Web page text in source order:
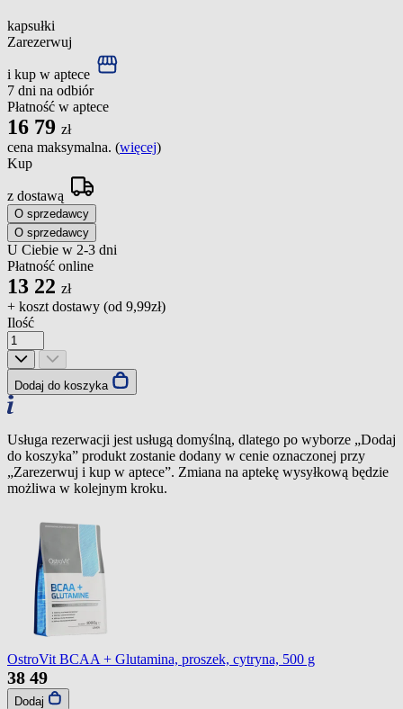
kapsułki
Zarezerwuj
i kup w aptece
7 dni na odbiór
Płatność w aptece
16 79 zł
cena maksymalna. (więcej)
Kup
z dostawą
O sprzedawcy
O sprzedawcy
U Ciebie w 2-3 dni
Płatność online
13 22 zł
+ koszt dostawy (od 9,99zł)
Ilość
Dodaj do koszyka
Usługa rezerwacji jest usługą domyślną, dlatego po wyborze „Dodaj
do koszyka” produkt zostanie dodany w cenie oznaczonej przy
„Zarezerwuj i kup w aptece”. Zmiana na aptekę wysyłkową będzie
możliwa w kolejnym kroku.
OstroVit BCAA + Glutamina, proszek, cytryna, 500 g
38 49
Dodaj